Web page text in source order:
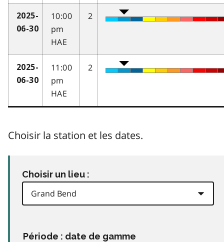
2025-
06-30
10:00
pm
HAE
2
2025-
06-30
11:00
pm
HAE
2
Choisir la station et les dates.
Choisir un lieu :
Période : date de gamme